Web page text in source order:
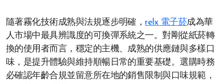
隨著霧化技術成熟與法規逐步明確， relx 電子菸成為華
人市場中最具辨識度的可換彈系統之一。對剛從紙菸轉
換的使用者而言，穩定的主機、成熟的供應鏈與多樣口
味，是提升體驗與維持順暢日常的重要基礎。選購時務
必確認年齡合規並留意所在地的銷售限制與口味規範，